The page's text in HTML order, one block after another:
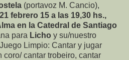
(portavoz M. Cancio),
febrero 15 a las 19,30 hs.,
en la Catedral de Santiago
para Licho y su/nuestro
Limpio: Cantar y jugar
coro/ cantar trobeiro, cantar